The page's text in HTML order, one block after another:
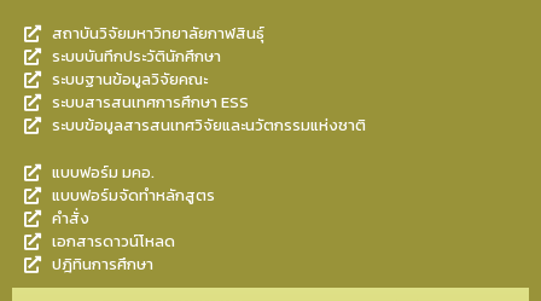
สถาบันวิจัยมหาวิทยาลัยกาฬสินธุ์
ระบบบันทึกประวัตินักศึกษา
ระบบฐานข้อมูลวิจัยคณะ
ระบบสารสนเทศการศึกษา ESS
ระบบข้อมูลสารสนเทศวิจัยและนวัตกรรมแห่งชาติ
แบบฟอร์ม มคอ.
แบบฟอร์มจัดทำหลักสูตร
คำสั่ง
เอกสารดาวน์โหลด
ปฎิทินการศึกษา